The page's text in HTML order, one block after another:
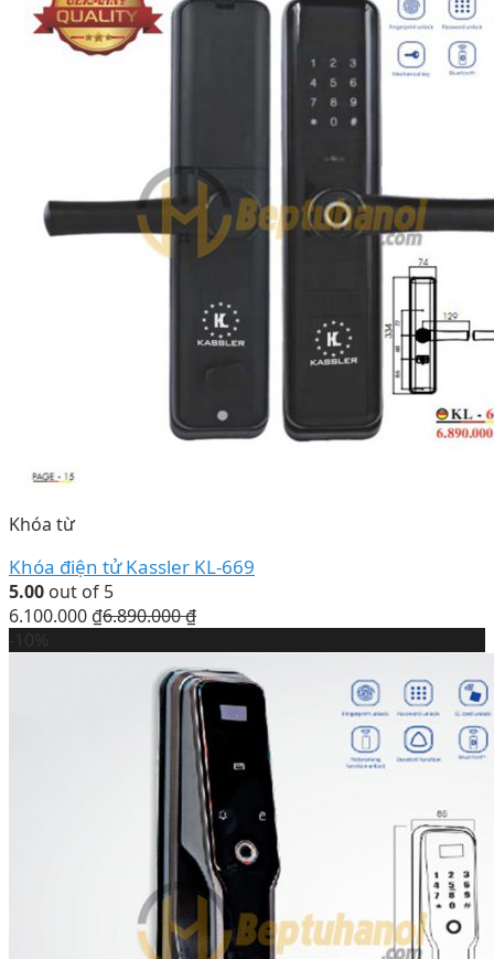
Khóa từ
Khóa điện tử Kassler KL-669
5.00 out of 5
6.100.000 ₫6.890.000₫